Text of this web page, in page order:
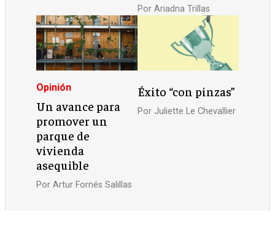
Por Ariadna Trillas
Opinión
Un avance para
promover un
parque de
vivienda
asequible
PorArtur Fornés Salillas
Éxito “con pinzas”
Por Juliette Le Chevallier